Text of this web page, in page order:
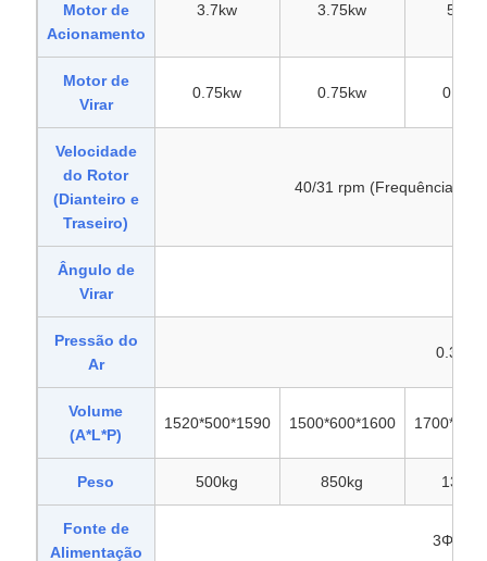
Motor de
Acionamento
3.7kw 3.75kw 5.5kw
Motor de
Virar
0.75kw 0.75kw
Velocidade
do Rotor
(Dianteiro e
Traseiro)
40/31 rpm (Frequência
Ângulo de
Virar
Pressão do
Ar
0.3-
Volume
(A*L*P)
1520*500*1590 1500*600*1600
Peso 500kg 850kg
Fonte de
Alimentação
3Φ,